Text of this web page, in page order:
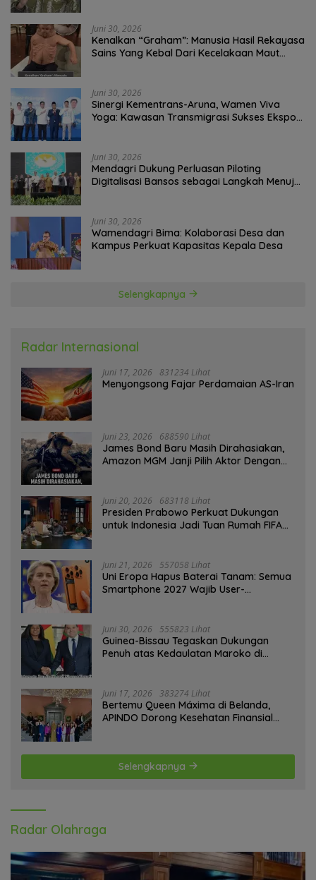
Juni 30, 2026
Kenalkan “Graham”: Manusia Hasil Rekayasa
Sains Yang Kebal Dari Kecelakaan Maut
Juni 30, 2026
Sinergi Kementrans-Aruna, Wamen Viva
Yoga: Kawasan Transmigrasi Sukses Ekspor
Juni 30, 2026
Mendagri Dukung Perluasan Piloting
Digitalisasi Bansos sebagai Langkah Menuju
Juni 30, 2026
Wamendagri Bima: Kolaborasi Desa dan
Kampus Perkuat Kapasitas Kepala Desa
Selengkapnya
Radar Internasional
Juni 17, 2026 831234 Lihat
Menyongsong Fajar Perdamaian AS-Iran
Juni 23, 2026 688590 Lihat
James Bond Baru Masih Dirahasiakan,
Amazon MGM Janji Pilih Aktor Dengan
Juni 20, 2026 683118 Lihat
Presiden Prabowo Perkuat Dukungan
untuk Indonesia Jadi Tuan Rumah FIFA
Juni 21, 2026 557058 Lihat
Uni Eropa Hapus Baterai Tanam: Semua
Smartphone 2027 Wajib User-
Juni 30, 2026 555823 Lihat
Guinea-Bissau Tegaskan Dukungan
Penuh atas Kedaulatan Maroko di
Juni 17, 2026 383274 Lihat
Bertemu Queen Máxima di Belanda,
APINDO Dorong Kesehatan Finansial
Selengkapnya
Radar Olahraga